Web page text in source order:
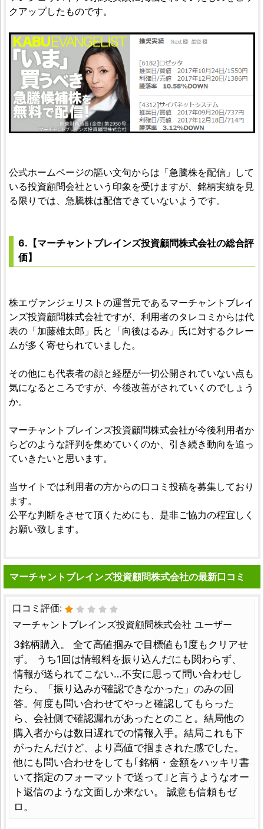
クアップしたものです。
公式ホームページの謳い文句からは「急騰株を配信」して
いる投資顧問会社という印象を受けますが、銘柄実績を見
る限りでは、急騰株は配信できていないようです。
6.【マーチャントブレインズ投資顧問株式会社の総合評
価】
株エヴァンジェリストの運営元であるマーチャントブレイ
ンズ投資顧問株式会社ですが、利用者のタレコミからは代
表の「加藤雄太郎」氏と「向後はるみ」氏に対するクレー
ムが多く寄せられていました。
その他にも代表者の顔と経歴が一切公開されていない点も
気になるところですが、今後改善がされていくのでしょう
か。
マーチャントブレインズ投資顧問株式会社が今後利用者か
らどのような評判を集めていくのか、引き続き動向を追っ
ていきたいと思います。
当サイトでは利用者の方からの口コミ投稿を募集しており
ます。
公平な判断をさせて頂くためにも、是非ご協力の程宜しく
お願い致します。
マーチャントブレインズ投資顧問株式会社の最新口コミ
口コミ評価:
マーチャントブレインズ投資顧問株式会社 ユーザー
3銘柄購入。 全て高値掴みで目標値も1度もクリアせ
ず。 うち1回は情報料を振り込んだにも関わらず、
情報が送られてこない…不安に思って問い合わせし
たら、「振り込みが確認できなかった」のみの回
答。何度も問い合わせてやっと確認してもらった
ら、会社側で確認漏れがあったとのこと。結局他の
購入者からは数日遅れでの情報入手。結局これも下
がったんだけど、より高値で掴まされた感でした。
他にも問い合わせをしても｢銘柄・金額をハッキリ書
いて指定のフォーマットで送って｣と言うようなオー
ト返信のような文面しか来ない。 誠意も信頼もゼ
ロ。